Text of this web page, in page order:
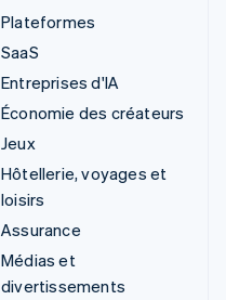
Plateformes
SaaS
Entreprises d'IA
Économie des créateurs
Jeux
Hôtellerie, voyages et
loisirs
Assurance
Médias et
divertissements